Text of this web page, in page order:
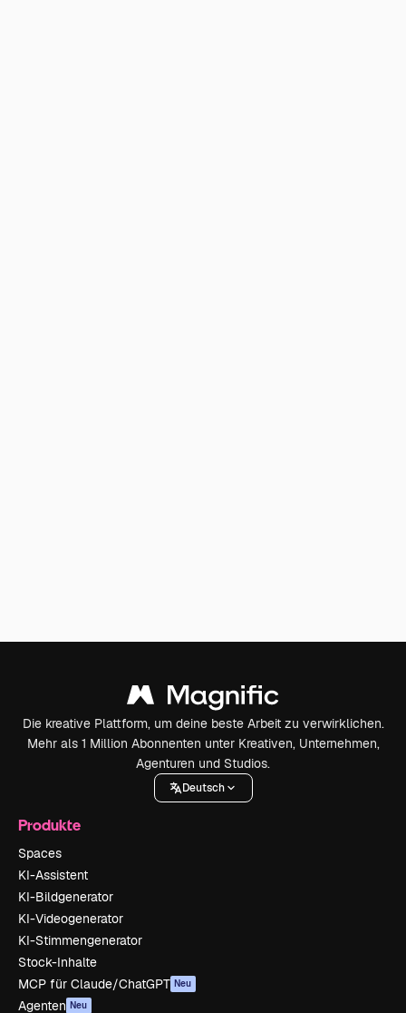
Die kreative Plattform, um deine beste Arbeit zu verwirklichen.
Mehr als 1 Million Abonnenten unter Kreativen, Unternehmen,
Agenturen und Studios.
Deutsch
Produkte
Spaces
KI-Assistent
KI-Bildgenerator
KI-Videogenerator
KI-Stimmengenerator
Stock-Inhalte
MCP für Claude/ChatGPT Neu
Agenten Neu